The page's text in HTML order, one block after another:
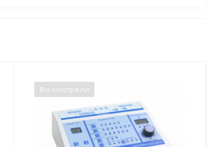
Вы смотрели